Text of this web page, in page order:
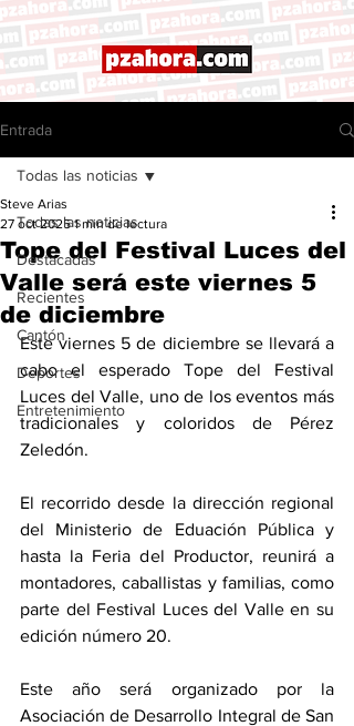
Entrada
Todas las noticias
Destacadas
Recientes
Cantón
Deportes
Entretenimiento
Todas las noticias
Tope del Festival Luces del
Valle será este viernes 5
de diciembre
Steve Arias
27 oct 2025 1 min de lectura
Este viernes 5 de diciembre se llevará a
cabo el esperado Tope del Festival
Luces del Valle, uno de los eventos más
tradicionales y coloridos de Pérez
Zeledón.
El recorrido desde la dirección regional
del Ministerio de Eduación Pública y
hasta la Feria del Productor, reunirá a
montadores, caballistas y familias, como
parte del Festival Luces del Valle en su
edición número 20.
Este año será organizado por la
Asociación de Desarrollo Integral de San